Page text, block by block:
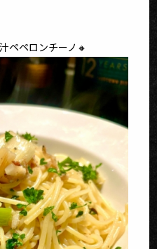
ペペロンチーノ🔸